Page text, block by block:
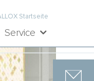
Service
Startseite